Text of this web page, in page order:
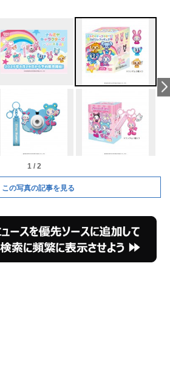
1 / 2
この写真の記事を見る